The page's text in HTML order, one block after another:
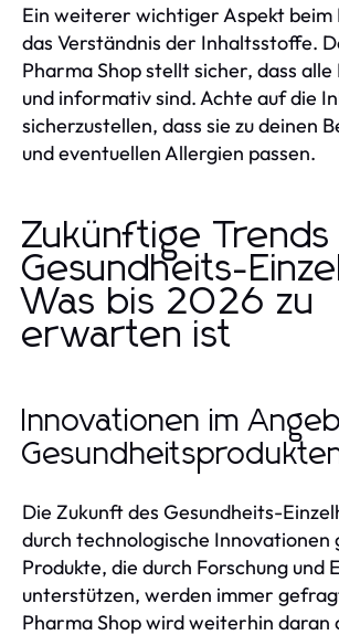
Ein weiterer wichtiger Aspekt beim
das Verständnis der Inhaltsstoffe.
Pharma Shop stellt sicher, dass
und informativ sind. Achte auf die
sicherzustellen, dass sie zu deinen
und eventuellen Allergien passen.
Zukünftige Trends
Gesundheits-
Was bis 2026 zu
erwarten ist
Innovationen im
Die Zukunft des Gesundheits-
durch technologische Innovationen
Produkte, die durch Forschung und
unterstützen, werden immer
Pharma Shop wird weiterhin daran